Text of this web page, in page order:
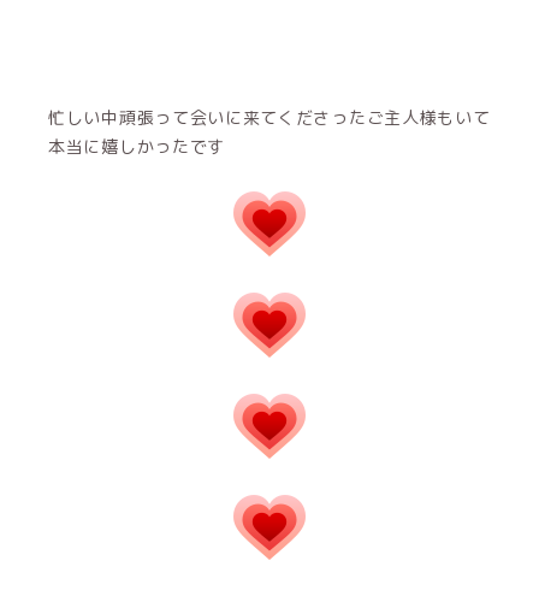
忙しい中頑張って会いに来てくださったご主人様もいて
本当に嬉しかったです